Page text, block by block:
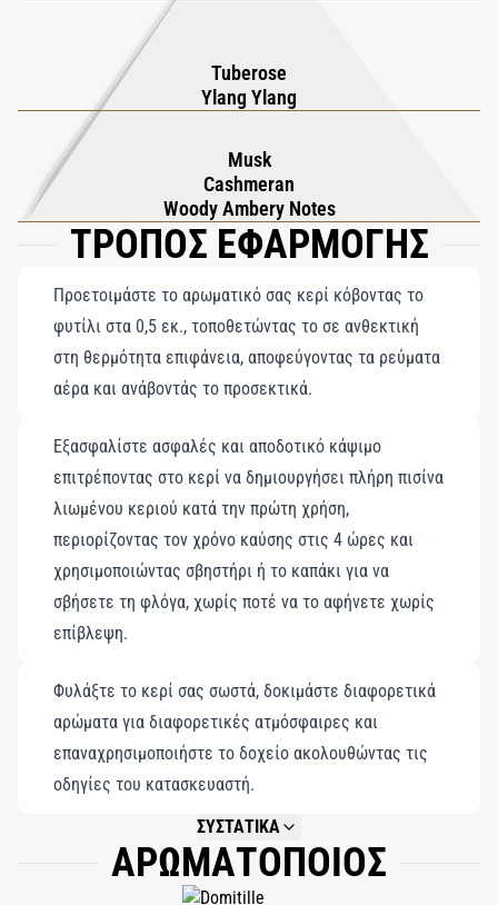
αλουμίνιο και χαλκό.
Tuberose
Ylang Ylang
Musk
Cashmeran
Woody Ambery Notes
ΤΡΟΠΟΣ ΕΦΑΡΜΟΓΗΣ
Προετοιμάστε το αρωματικό σας κερί κόβοντας το
φυτίλι στα 0,5 εκ., τοποθετώντας το σε ανθεκτική
στη θερμότητα επιφάνεια, αποφεύγοντας τα ρεύματα
αέρα και ανάβοντάς το προσεκτικά.
Εξασφαλίστε ασφαλές και αποδοτικό κάψιμο
επιτρέποντας στο κερί να δημιουργήσει πλήρη πισίνα
λιωμένου κεριού κατά την πρώτη χρήση,
περιορίζοντας τον χρόνο καύσης στις 4 ώρες και
χρησιμοποιώντας σβηστήρι ή το καπάκι για να
σβήσετε τη φλόγα, χωρίς ποτέ να το αφήνετε χωρίς
επίβλεψη.
Φυλάξτε το κερί σας σωστά, δοκιμάστε διαφορετικά
αρώματα για διαφορετικές ατμόσφαιρες και
επαναχρησιμοποιήστε το δοχείο ακολουθώντας τις
οδηγίες του κατασκευαστή.
ΣΥΣΤΑΤΙΚΑ
NOT AVAILABLE.
ΑΡΩΜΑΤΟΠΟΙΟΣ